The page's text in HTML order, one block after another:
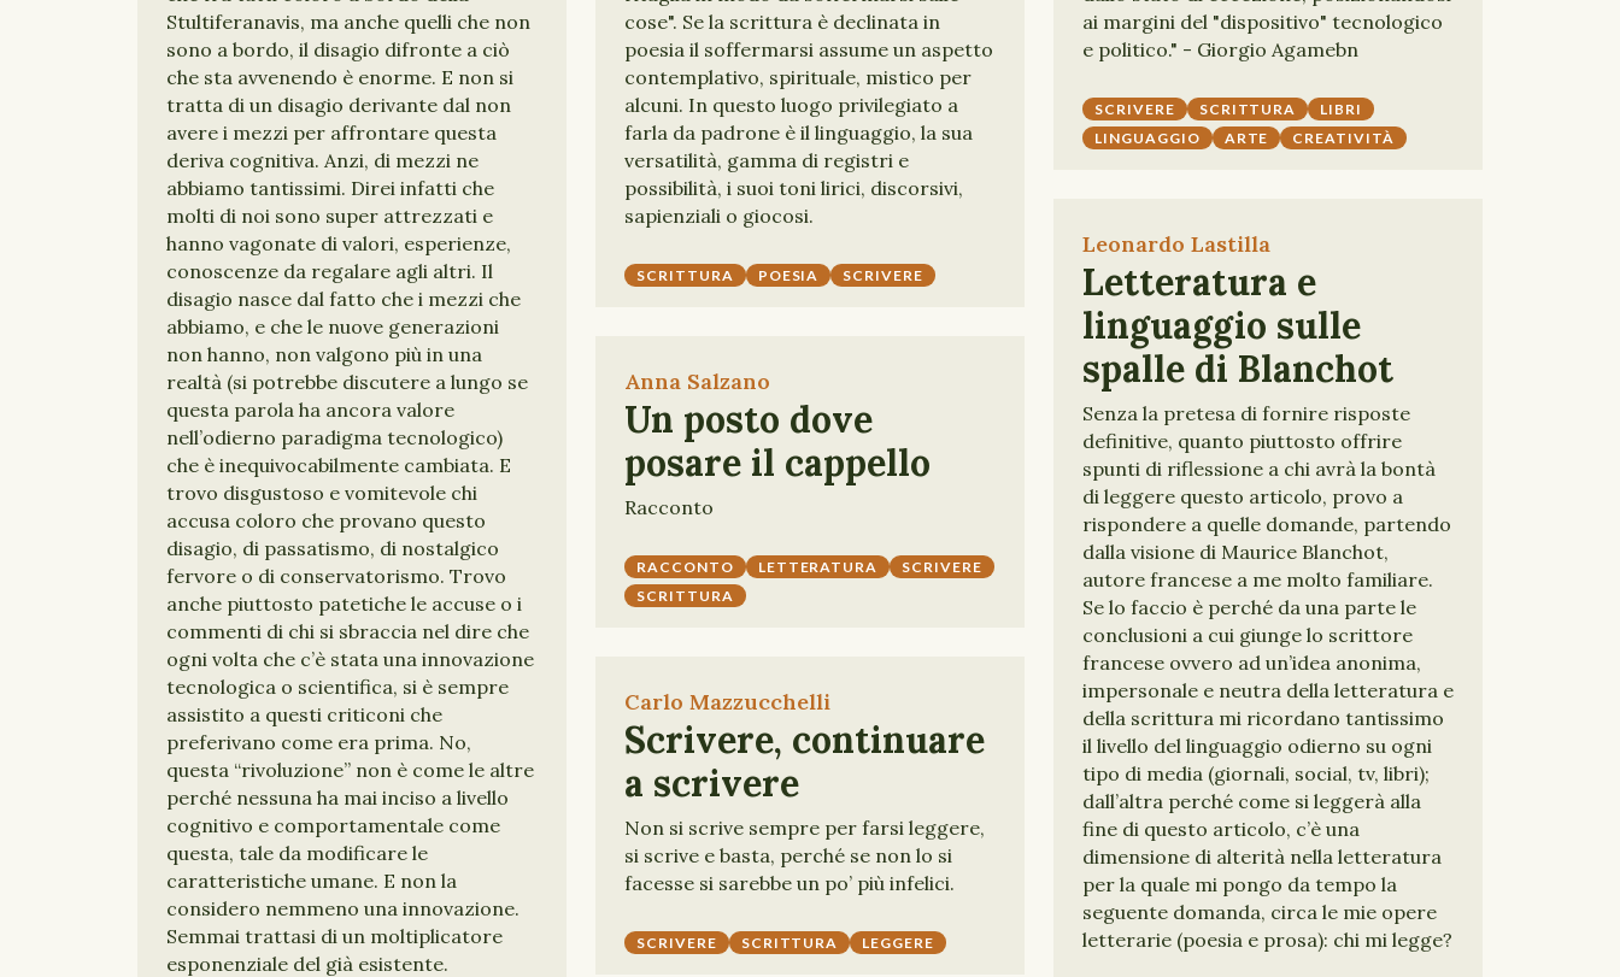
Stultiferanavis, ma anche quelli che non
sono a bordo, il disagio difronte a ciò
che sta avvenendo è enorme. E non si
tratta di un disagio derivante dal non
avere i mezzi per affrontare questa
deriva cognitiva. Anzi, di mezzi ne
abbiamo tantissimi. Direi infatti che
molti di noi sono super attrezzati e
hanno vagonate di valori, esperienze,
conoscenze da regalare agli altri. Il
disagio nasce dal fatto che i mezzi che
abbiamo, e che le nuove generazioni
non hanno, non valgono più in una
realtà (si potrebbe discutere a lungo se
questa parola ha ancora valore
nell’odierno paradigma tecnologico)
che è inequivocabilmente cambiata. E
trovo disgustoso e vomitevole chi
accusa coloro che provano questo
disagio, di passatismo, di nostalgico
fervore o di conservatorismo. Trovo
anche piuttosto patetiche le accuse o i
commenti di chi si sbraccia nel dire che
ogni volta che c’è stata una innovazione
tecnologica o scientifica, si è sempre
assistito a questi criticoni che
preferivano come era prima. No,
questa “rivoluzione” non è come le altre
perché nessuna ha mai inciso a livello
cognitivo e comportamentale come
questa, tale da modificare le
caratteristiche umane. E non la
considero nemmeno una innovazione.
Semmai trattasi di un moltiplicatore
esponenziale del già esistente.
cose". Se la scrittura è declinata in
poesia il soffermarsi assume un aspetto
contemplativo, spirituale, mistico per
alcuni. In questo luogo privilegiato a
farla da padrone è il linguaggio, la sua
versatilità, gamma di registri e
possibilità, i suoi toni lirici, discorsivi,
sapienziali o giocosi.
SCRITTURA POESIA SCRIVERE
ai margini del "dispositivo" tecnologico
e politico." - Giorgio Agamebn
SCRIVERE SCRITTURA
LIBRI
LINGUAGGIO
ARTE CREATIVITÀ
Leonardo Lastilla
Letteratura e
linguaggio sulle
spalle di Blanchot
Senza la pretesa di fornire risposte
definitive, quanto piuttosto offrire
spunti di riflessione a chi avrà la bontà
di leggere questo articolo, provo a
rispondere a quelle domande, partendo
dalla visione di Maurice Blanchot,
autore francese a me molto familiare.
Se lo faccio è perché da una parte le
conclusioni a cui giunge lo scrittore
francese ovvero ad un’idea anonima,
impersonale e neutra della letteratura e
della scrittura mi ricordano tantissimo
il livello del linguaggio odierno su ogni
tipo di media (giornali, social, tv, libri);
dall’altra perché come si leggerà alla
fine di questo articolo, c’è una
dimensione di alterità nella letteratura
per la quale mi pongo da tempo la
seguente domanda, circa le mie opere
letterarie (poesia e prosa): chi mi legge?
Anna Salzano
Un posto dove
posare il cappello
Racconto
RACCONTO LETTERATURA
SCRIVERE
SCRITTURA
Carlo Mazzucchelli
Scrivere, continuare
a scrivere
Non si scrive sempre per farsi leggere,
si scrive e basta, perché se non lo si
facesse si sarebbe un po’ più infelici.
SCRIVERE SCRITTURA LEGGERE